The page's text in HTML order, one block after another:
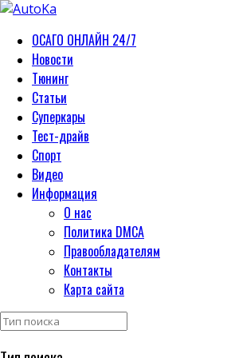
ОСАГО ОНЛАЙН 24/7
Новости
Тюнинг
Статьи
Суперкары
Тест-драйв
Спорт
Видео
Информация
О нас
Политика DMCA
Правообладателям
Контакты
Карта сайта